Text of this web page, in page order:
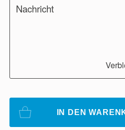
Nachricht
IN DEN